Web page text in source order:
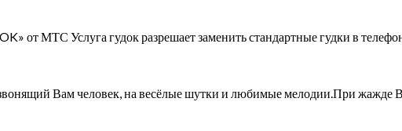
от МТС Услуга гудок разрешает заменить стандартные гудки в
Вам человек, на весёлые шутки и любимые мелодии.При жажде